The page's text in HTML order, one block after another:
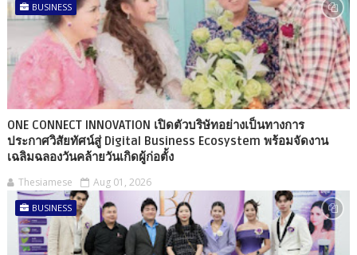
BUSINESS
ONE CONNECT INNOVATION เปิดตัวบริษัทอย่างเป็นทางการ
ประกาศวิสัยทัศน์สู่ Digital Business Ecosystem พร้อมจัดงาน
เฉลิมฉลองวันคล้ายวันเกิดผู้ก่อตั้ง
Thesiamese Aug 01, 2026
BUSINESS